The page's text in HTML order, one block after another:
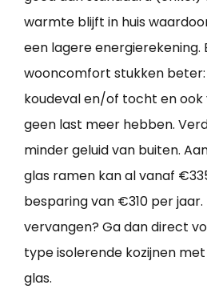
warmte blijft in huis
een lagere energierekening.
wooncomfort stukken
koudeval en/of tocht en ook
geen last meer hebben.
minder geluid van buiten.
glas ramen kan al vanaf
besparing van €310 per jaar.
vervangen? Ga dan direct
type isolerende kozijnen
glas.